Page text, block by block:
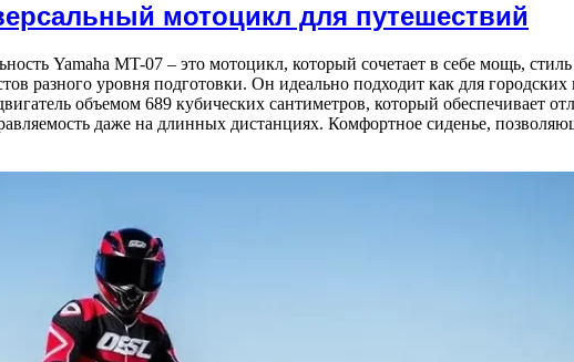
мотоцикл для путешествий
Yamaha MT-07 – это мотоцикл, который сочетает в себе мощь,
разного уровня подготовки. Он идеально подходит как для
объемом 689 кубических сантиметров, который обеспечивает
даже на длинных дистанциях. Комфортное сиденье,